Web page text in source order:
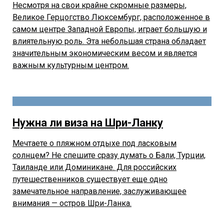
Несмотря на свои крайне скромные размеры,
Великое Герцогство Люксембург, расположенное в
самом центре Западной Европы, играет большую и
влиятельную роль. Эта небольшая страна обладает
значительным экономическим весом и является
важным культурным центром.
Нужна ли виза на Шри-Ланку
Мечтаете о пляжном отдыхе под ласковым
солнцем? Не спешите сразу думать о Бали, Турции,
Таиланде или Доминикане. Для российских
путешественников существует еще одно
замечательное направление, заслуживающее
внимания — остров Шри-Ланка.